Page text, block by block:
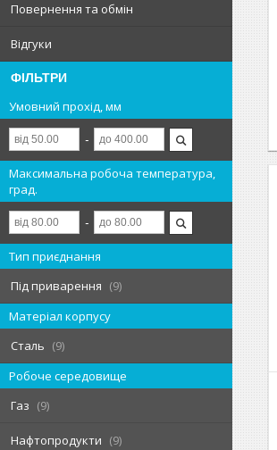
Повернення та обмін
Відгуки
ФІЛЬТРИ
Умовний прохід, мм
Максимальна робоча температура,
град.
Тип приєднання
Під приварення
9
Матеріал корпусу
Сталь
9
Робоче середовище
Газ
9
Нафтопродукти 9